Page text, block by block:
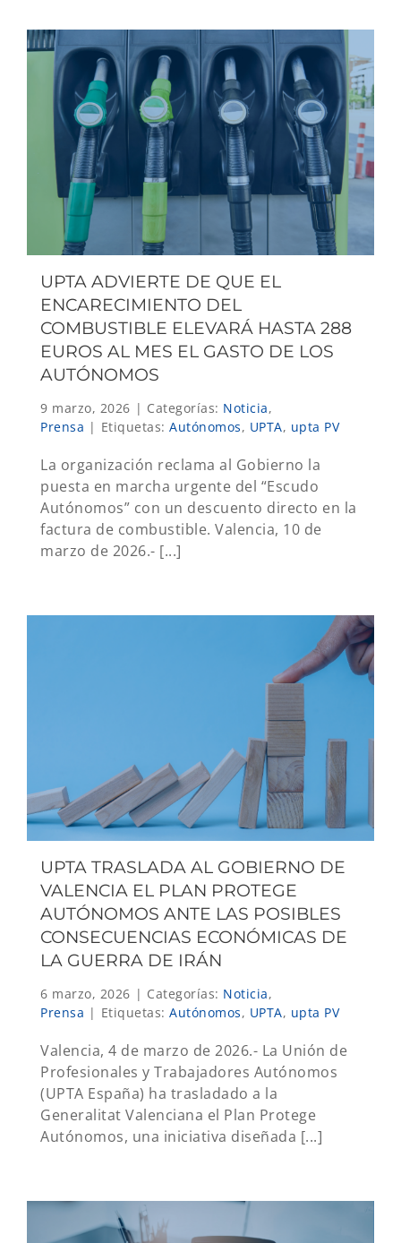
UPTA ADVIERTE DE QUE EL
ENCARECIMIENTO DEL
COMBUSTIBLE ELEVARÁ HASTA 288
EUROS AL MES EL GASTO DE LOS
AUTÓNOMOS
9 marzo, 2026 | Categorías: Noticia,
Prensa | Etiquetas: Autónomos, UPTA, upta PV
La organización reclama al Gobierno la
puesta en marcha urgente del “Escudo
Autónomos” con un descuento directo en la
factura de combustible. Valencia, 10 de
marzo de 2026.- [...]
UPTA TRASLADA AL GOBIERNO DE
VALENCIA EL PLAN PROTEGE
AUTÓNOMOS ANTE LAS POSIBLES
CONSECUENCIAS ECONÓMICAS DE
LA GUERRA DE IRÁN
6 marzo, 2026 | Categorías: Noticia,
Prensa | Etiquetas: Autónomos, UPTA, upta PV
Valencia, 4 de marzo de 2026.- La Unión de
Profesionales y Trabajadores Autónomos
(UPTA España) ha trasladado a la
Generalitat Valenciana el Plan Protege
Autónomos, una iniciativa diseñada [...]